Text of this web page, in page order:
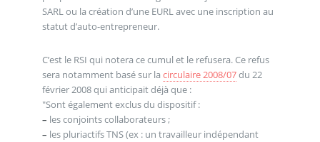
SARL ou la création d’une EURL avec une inscription au
statut d’auto-entrepreneur.
C’est le RSI qui notera ce cumul et le refusera. Ce refus
sera notamment basé sur la circulaire 2008/07du 22
février 2008 qui anticipait déjà que :
"Sont également exclus du dispositif :
– les conjoints collaborateurs ;
– les pluriactifs TNS (ex : un travailleur indépendant